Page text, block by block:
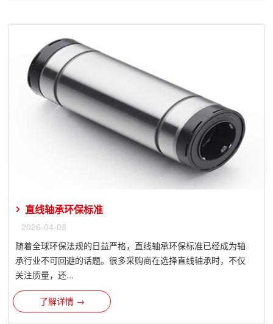
直线轴承环保标准
2026-04-08
随着全球环保法规的日益严格，直线轴承环保标准已经成为轴
承行业不可回避的话题。很多采购商在选择直线轴承时，不仅
关注质量，还...
了解详情 →